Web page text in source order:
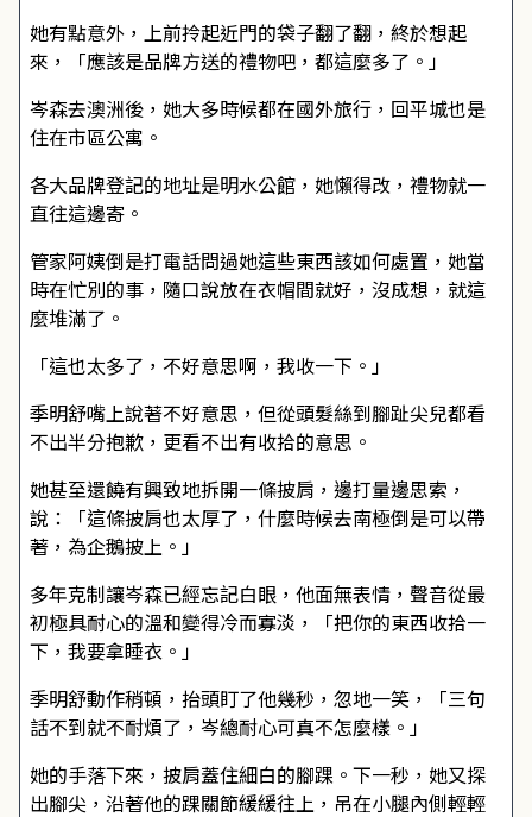
她有點意外，上前拎起近門的袋子翻了翻，終於想起
來，「應該是品牌方送的禮物吧，都這麼多了。」
岑森去澳洲後，她大多時候都在國外旅行，回平城也是
住在市區公寓。
各大品牌登記的地址是明水公館，她懶得改，禮物就一
直往這邊寄。
管家阿姨倒是打電話問過她這些東西該如何處置，她當
時在忙別的事，隨口說放在衣帽間就好，沒成想，就這
麼堆滿了。
「這也太多了，不好意思啊，我收一下。」
季明舒嘴上說著不好意思，但從頭髮絲到腳趾尖兒都看
不出半分抱歉，更看不出有收拾的意思。
她甚至還饒有興致地拆開一條披肩，邊打量邊思索，
說：「這條披肩也太厚了，什麼時候去南極倒是可以帶
著，為企鵝披上。」
多年克制讓岑森已經忘記白眼，他面無表情，聲音從最
初極具耐心的溫和變得冷而寡淡，「把你的東西收拾一
下，我要拿睡衣。」
季明舒動作稍頓，抬頭盯了他幾秒，忽地一笑，「三句
話不到就不耐煩了，岑總耐心可真不怎麼樣。」
她的手落下來，披肩蓋住細白的腳踝。下一秒，她又探
出腳尖，沿著他的踝關節緩緩往上，吊在小腿內側輕輕